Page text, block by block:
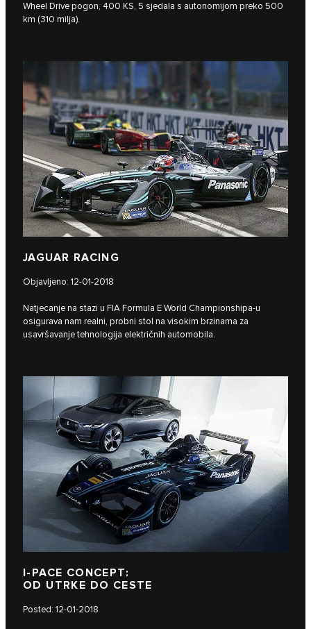
Wheel Drive pogon, 400 KS, 5 sjedala s autonomijom preko 500
km (310 milja).
JAGUAR RACING
Objavljeno: 12-01-2018
Natjecanje na stazi u FIA Formula E World Championshipa-u
osigurava nam realni, probni stol na visokim brzinama za
usavršavanje tehnologija električnih automobila.
I‑PACE CONCEPT:
OD UTRKE DO CESTE
Posted: 12-01-2018